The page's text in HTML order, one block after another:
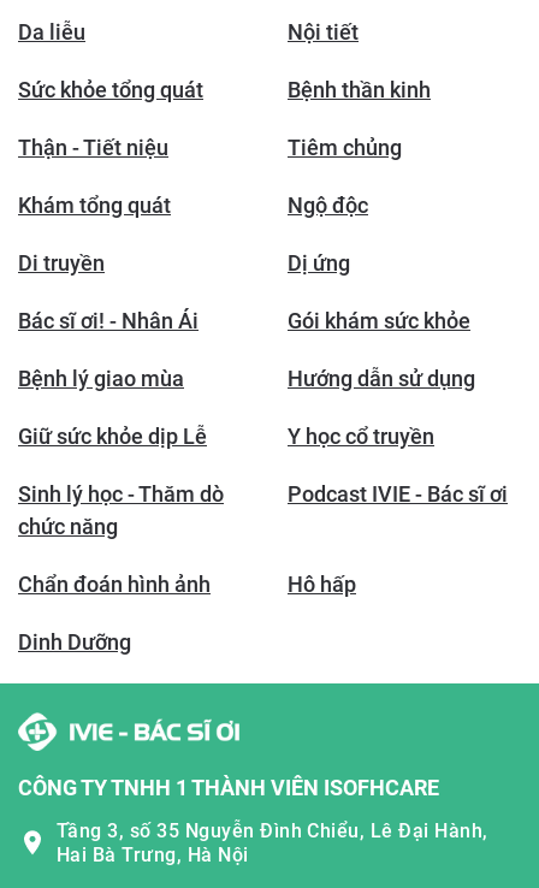
Da liễu Nội tiết
Sức khỏe tổng quát Bệnh thần kinh
Thận - Tiết niệu Tiêm chủng
Khám tổng quát Ngộ độc
Di truyền Dị ứng
Bác sĩ ơi! - Nhân Ái Gói khám sức khỏe
Bệnh lý giao mùa Hướng dẫn sử dụng
Giữ sức khỏe dịp Lễ Y học cổ truyền
Sinh lý học - Thăm dò
chức năng
Podcast IVIE - Bác sĩ ơi
Chẩn đoán hình ảnh Hô hấp
Dinh Dưỡng
CÔNG TY TNHH 1 THÀNH VIÊN ISOFHCARE
Tầng 3, số 35 Nguyễn Đình Chiểu, Lê Đại Hành,
Hai Bà Trưng, Hà Nội